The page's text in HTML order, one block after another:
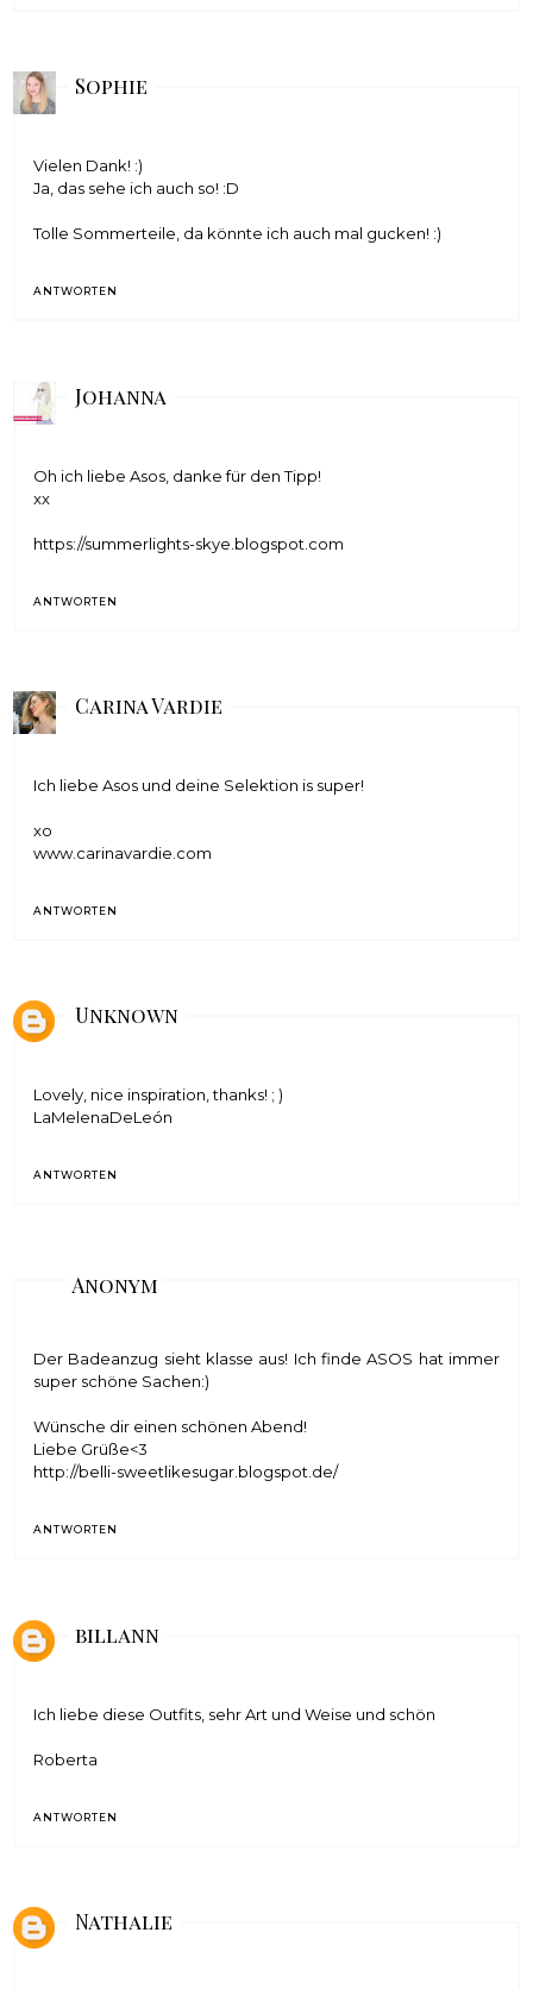
Sophie
Vielen Dank! :)
Ja, das sehe ich auch so! :D
Tolle Sommerteile, da könnte ich auch mal gucken! :)
ANTWORTEN
Johanna
Oh ich liebe Asos, danke für den Tipp!
xx
https://summerlights-skye.blogspot.com
ANTWORTEN
Carina Vardie
Ich liebe Asos und deine Selektion is super!
xo
www.carinavardie.com
ANTWORTEN
Unknown
Lovely, nice inspiration, thanks! ; )
LaMelenaDeLeón
ANTWORTEN
Anonym
Der Badeanzug sieht klasse aus! Ich finde ASOS hat immer
super schöne Sachen:)
Wünsche dir einen schönen Abend!
Liebe Grüße<3
http://belli-sweetlikesugar.blogspot.de/
ANTWORTEN
billann
Ich liebe diese Outfits, sehr Art und Weise und schön
Roberta
ANTWORTEN
Nathalie